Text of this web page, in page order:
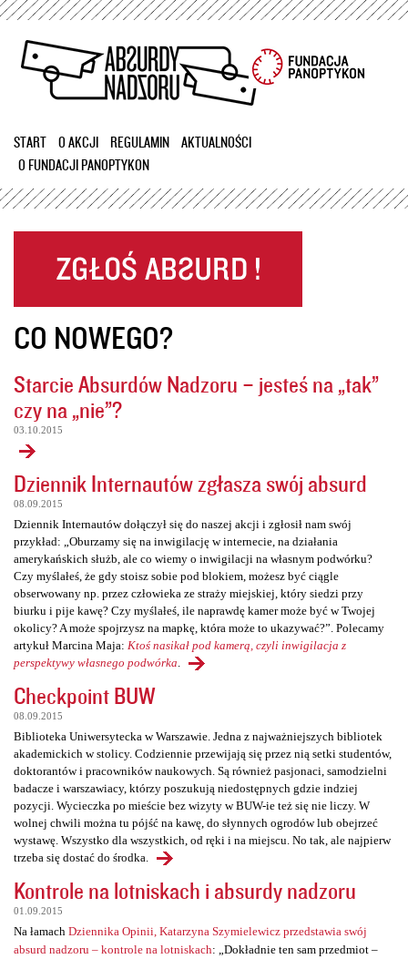
Przejdź
treści
START O AKCJI REGULAMIN
AKTUALNOŚCI
O FUNDACJI PANOPTYKON
CO NOWEGO?
Starcie Absurdów Nadzoru – jesteś na „tak”
czy na „nie”?
03.10.2015
Dziennik Internautów zgłasza swój absurd
08.09.2015
Dziennik Internautów dołączył się do naszej akcji i zgłosił nam swój
przykład: „Oburzamy się na inwigilację w internecie, na działania
amerykańskich służb, ale co wiemy o inwigilacji na własnym podwórku?
Czy myślałeś, że gdy stoisz sobie pod blokiem, możesz być ciągle
obserwowany np. przez człowieka ze straży miejskiej, który siedzi przy
biurku i pije kawę? Czy myślałeś, ile naprawdę kamer może być w Twojej
okolicy? A może spojrzysz na mapkę, która może to ukazywać?”. Polecamy
artykuł Marcina Maja: Ktoś nasikał pod kamerą, czyli inwigilacja z
perspektywy własnego podwórka
Checkpoint BUW
08.09.2015
Biblioteka Uniwersytecka w Warszawie. Jedna z najważniejszych bibliotek
akademickich w stolicy. Codziennie przewijają się przez nią setki studentów,
doktorantów i pracowników naukowych. Są również pasjonaci, samodzielni
badacze i warszawiacy, którzy poszukują niedostępnych gdzie indziej
pozycji. Wycieczka po mieście bez wizyty w BUW-ie też się nie liczy. W
wolnej chwili można tu pójść na kawę, do słynnych ogrodów lub obejrzeć
wystawę. Wszystko dla wszystkich, od ręki i na miejscu. No tak, ale najpierw
trzeba się dostać do środka.
Kontrole na lotniskach i absurdy nadzoru
01.09.2015
Na łamach Dziennika Opinii, Katarzyna Szymielewicz przedstawia swój
absurd nadzoru – kontrole na lotniskach: „Dokładnie ten sam przedmiot –